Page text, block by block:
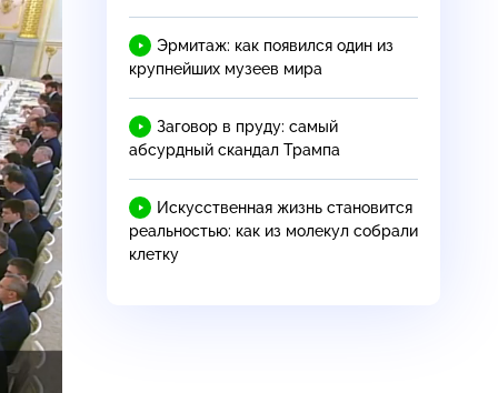
Эрмитаж: как появился один из
крупнейших музеев мира
Заговор в пруду: самый
абсурдный скандал Трампа
Искусственная жизнь становится
реальностью: как из молекул собрали
клетку